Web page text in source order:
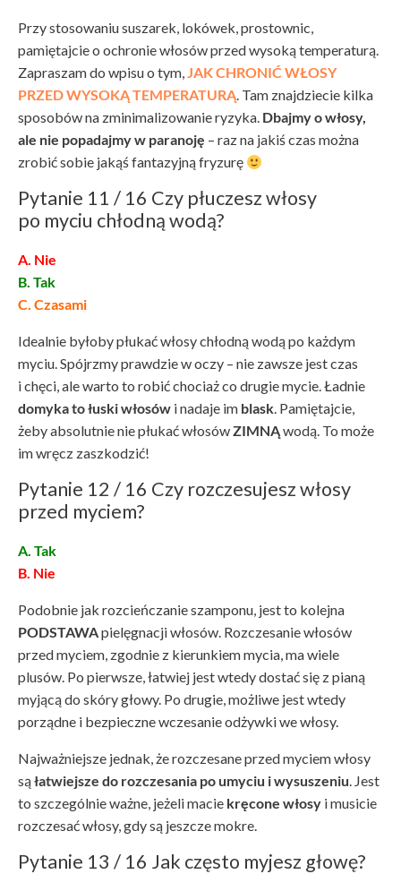
Przy stosowaniu suszarek, lokówek, prostownic,
pamiętajcie o ochronie włosów przed wysoką temperaturą.
Zapraszam do wpisu o tym,JAK CHRONIĆ WŁOSY
PRZED WYSOKĄ TEMPERATURĄ. Tam znajdziecie kilka
sposobów na zminimalizowanie ryzyka. Dbajmy o włosy,
ale nie popadajmy w paranoję – raz na jakiś czas można
zrobić sobie jakąś fantazyjną fryzurę
Pytanie 11 / 16 Czy płuczesz włosy
po myciu chłodną wodą?
A. Nie
B. Tak
C. Czasami
Idealnie byłoby płukać włosy chłodną wodą po każdym
myciu. Spójrzmy prawdzie w oczy – nie zawsze jest czas
i chęci, ale warto to robić chociaż co drugie mycie. Ładnie
domyka to łuski włosów i nadaje im blask. Pamiętajcie,
żeby absolutnie nie płukać włosówZIMNĄwodą. To może
im wręcz zaszkodzić!
Pytanie 12 / 16 Czy rozczesujesz włosy
przed myciem?
A. Tak
B. Nie
Podobnie jak rozcieńczanie szamponu, jest to kolejna
PODSTAWApielęgnacji włosów. Rozczesanie włosów
przed myciem, zgodnie z kierunkiem mycia, ma wiele
plusów. Po pierwsze, łatwiej jest wtedy dostać się z pianą
myjącą do skóry głowy. Po drugie, możliwe jest wtedy
porządne i bezpieczne wczesanie odżywki we włosy.
Najważniejsze jednak, że rozczesane przed myciem włosy
sąłatwiejsze do rozczesania po umyciu i wysuszeniu. Jest
to szczególnie ważne, jeżeli macie kręcone włosy i musicie
rozczesać włosy, gdy są jeszcze mokre.
Pytanie 13 / 16 Jak często myjesz głowę?